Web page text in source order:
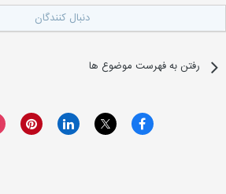
دنبال کنندگان
رفتن به فهرست موضوع ها